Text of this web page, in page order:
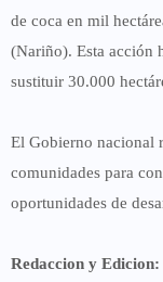
de coca en mil
(Nariño). Esta acción
sustituir 30.000
El Gobierno nacional
comunidades para
oportunidades de
Redaccion y